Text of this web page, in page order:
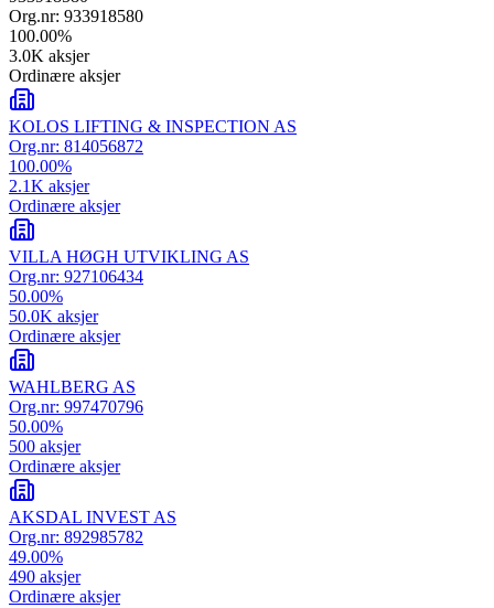
Org.nr: 933918580
100.00%
3.0K aksjer
Ordinære aksjer
KOLOS LIFTING & INSPECTION AS
Org.nr: 814056872
100.00%
2.1K aksjer
Ordinære aksjer
VILLA HØGH UTVIKLING AS
Org.nr: 927106434
50.00%
50.0K aksjer
Ordinære aksjer
WAHLBERG AS
Org.nr: 997470796
50.00%
500 aksjer
Ordinære aksjer
AKSDAL INVEST AS
Org.nr: 892985782
49.00%
490 aksjer
Ordinære aksjer